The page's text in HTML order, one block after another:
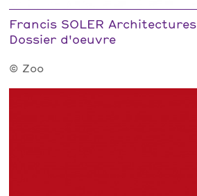
Francis SOLER Architectures
Dossier d'oeuvre
© Zoo